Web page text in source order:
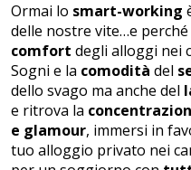
Ormai lo smart-working
delle nostre vite…e
comfort degli alloggi nei
Sogni e la comodità del
dello svago ma anche del
e ritrova la
e glamour, immersi in
tuo alloggio privato nei